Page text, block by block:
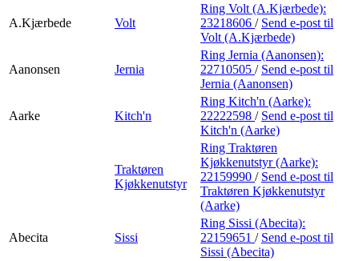
A.Kjærbede Volt
Ring Volt (A.Kjærbede):
23218606 / Send e-post til
Volt (A.Kjærbede)
Aanonsen Jernia
Ring Jernia (Aanonsen):
22710505 / Send e-post til
Jernia (Aanonsen)
Aarke Kitch'n
Ring Kitch'n (Aarke):
22222598 / Send e-post til
Kitch'n (Aarke)
Traktøren
Kjøkkenutstyr
Ring Traktøren
Kjøkkenutstyr (Aarke):
22159990 / Send e-post til
Traktøren Kjøkkenutstyr
(Aarke)
Abecita Sissi
Ring Sissi (Abecita):
22159651 / Send e-post til
Sissi (Abecita)